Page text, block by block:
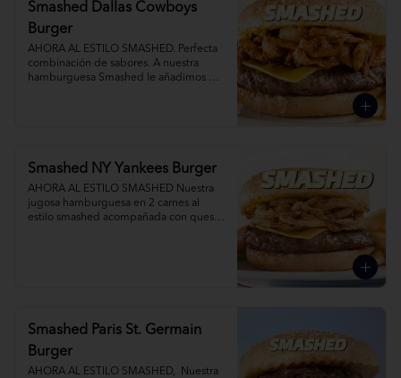
Smashed Dallas Cowboys
Burger
AHORA AL ESTILO SMASHED. Perfecta
combinación de sabores. A nuestra
hamburguesa Smashed le añadimos
Smashed NY Yankees Burger
AHORA AL ESTILO SMASHED Nuestra
jugosa hamburguesa en 2 carnes al
estilo smashed acompañada con queso
Smashed Paris St. Germain
Burger
AHORA AL ESTILO SMASHED,  Nuestra